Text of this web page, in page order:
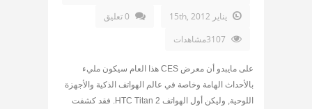
يناير 15th, 2012
0 تعليق
على مايبدو أن معرض CES هذا العام سيكون مليء
بالأحداث الهامة وخاصة في عالم الهواتف الذكية والأجهزة
اللوحية, وليكن أول الهواتف HTC Titan 2. فقد كشفت